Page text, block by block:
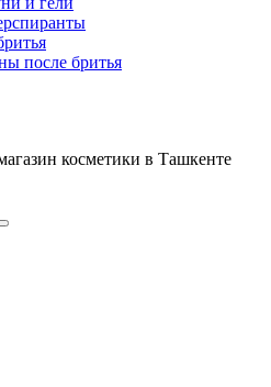
после бритья
косметики в Ташкенте